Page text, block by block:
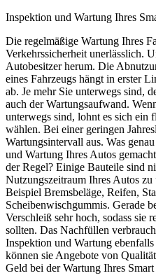
Inspektion und Wartung Ihres
Die regelmäßige Wartung Ihres
Verkehrssicherheit unerlässlich.
Autobesitzer herum. Die
eines Fahrzeugs hängt in erster
ab. Je mehr Sie unterwegs sind,
auch der Wartungsaufwand.
unterwegs sind, lohnt es sich ein
wählen. Bei einer geringen
Wartungsintervall aus. Was
und Wartung Ihres Autos
der Regel? Einige Bauteile sind
Nutzungszeitraum Ihres Autos
Beispiel Bremsbeläge, Reifen,
Scheibenwischgummis. Gerade
Verschleiß sehr hoch, sodass sie
sollten. Das Nachfüllen
Inspektion und Wartung
können sie Angebote von
Geld bei der Wartung Ihres Smart